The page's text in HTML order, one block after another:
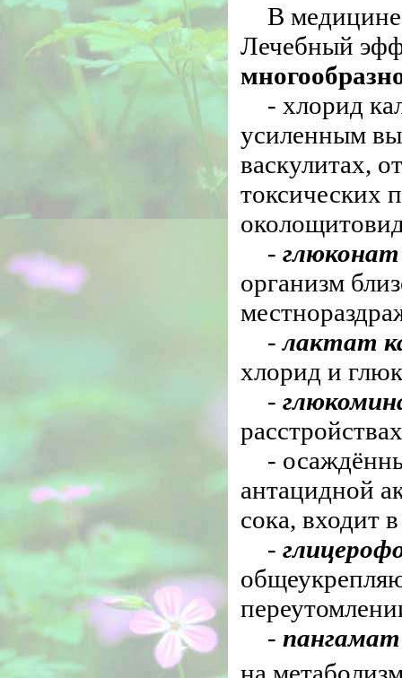
В
Лечебный
- хлорид
усиленным
васкулитах,
токсических
- глюконат
организм
-лактат
хлорид и
-
-
антацидной
сока, входит
-
-